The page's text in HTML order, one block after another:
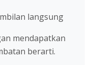
langsung
mendapatkan
berarti.